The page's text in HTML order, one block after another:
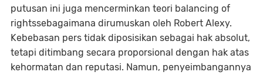
putusan ini juga mencerminkan teori balancing of
rightssebagaimana dirumuskan oleh Robert Alexy.
Kebebasan pers tidak diposisikan sebagai hak absolut,
tetapi ditimbang secara proporsional dengan hak atas
kehormatan dan reputasi. Namun, penyeimbangannya